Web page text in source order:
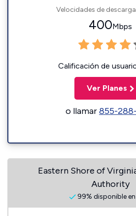
Velocidades de
400Mbps
Calificación de
Ver Planes
o llamar855-
Eastern Shore of
Authority
99% disponible